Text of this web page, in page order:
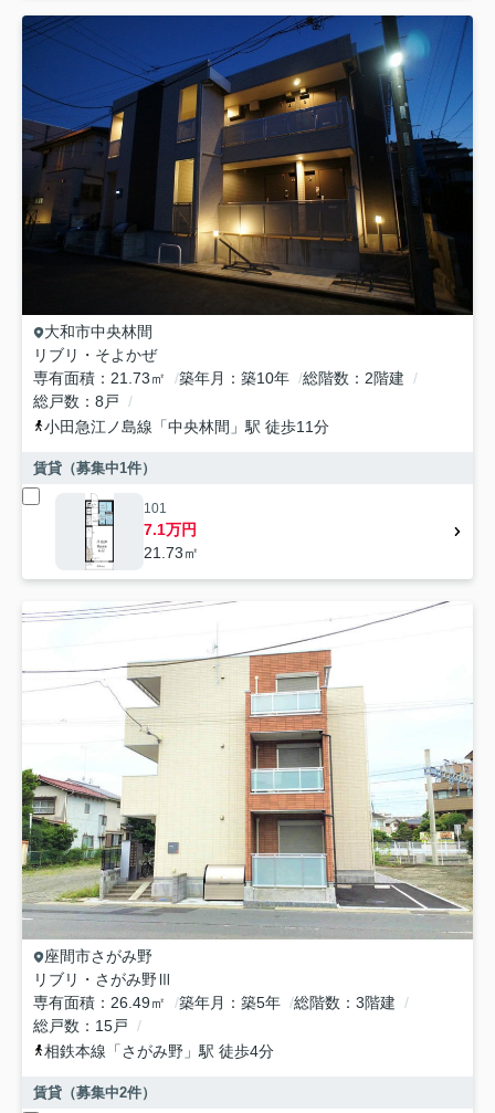
大和市中央林間
リブリ・そよかぜ
専有面積
21.73㎡ 築年月 築10年 総階数
2階建
総戸数
8戸
小田急江ノ島線 「中央林間 」駅 徒歩11分
賃貸（募集中1件）
101
7.1万円
21.73㎡
座間市さがみ野
リブリ・さがみ野Ⅲ
専有面積
26.49㎡ 築年月 築5年 総階数
3階建
総戸数
15戸
相鉄本線 「さがみ野 」駅 徒歩4分
賃貸（募集中2件）